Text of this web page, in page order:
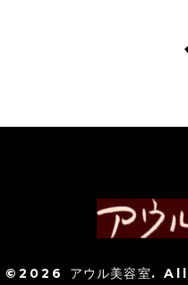
©2026 アウル美容室.